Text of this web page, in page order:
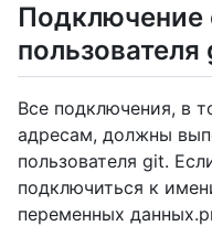
пользователя
Все подключения, в
адресам, должны
пользователя git.
подключиться к
переменных